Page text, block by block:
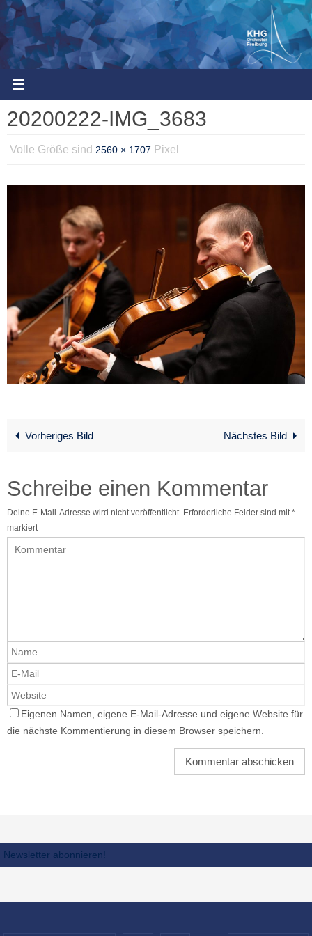
Zum
Inhalt
springen
20200222-IMG_3683
Volle Größe sind 2560 × 1707 Pixel
Vorheriges Bild Nächstes Bild
Schreibe einen Kommentar
Deine E-Mail-Adresse wird nicht veröffentlicht. Erforderliche Felder sind mit*
markiert
Eigenen Namen, eigene E-Mail-Adresse und eigene Website für
die nächste Kommentierung in diesem Browser speichern.
Newsletter abonnieren!